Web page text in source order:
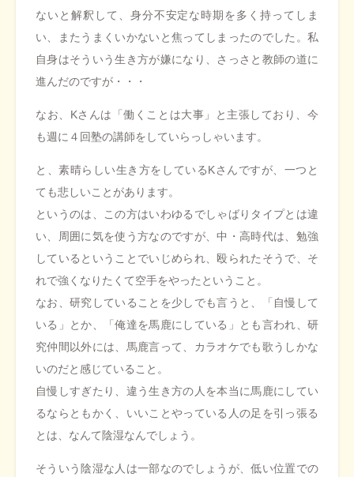
ないと解釈して、身分不安定な時期を多く持ってしま
い、またうまくいかないと焦ってしまったのでした。私
自身はそういう生き方が嫌になり、さっさと教師の道に
進んだのですが・・・
なお、Kさんは「働くことは大事」と主張しており、今
も週に４回塾の講師をしていらっしゃいます。
と、素晴らしい生き方をしているKさんですが、一つと
ても悲しいことがあります。
というのは、この方はいわゆるでしゃばりタイプとは違
い、周囲に気を使う方なのですが、中・高時代は、勉強
しているということでいじめられ、殴られたそうで、そ
れで強くなりたくて空手をやったということ。
なお、研究していることを少しでも言うと、「自慢して
いる」とか、「俺達を馬鹿にしている」とも言われ、研
究仲間以外には、馬鹿言って、カラオケでも歌うしかな
いのだと感じていること。
自慢しすぎたり、違う生き方の人を本当に馬鹿にしてい
るならともかく、いいことやっている人の足を引っ張る
とは、なんて陰湿なんでしょう。
そういう陰湿な人は一部なのでしょうが、低い位置での